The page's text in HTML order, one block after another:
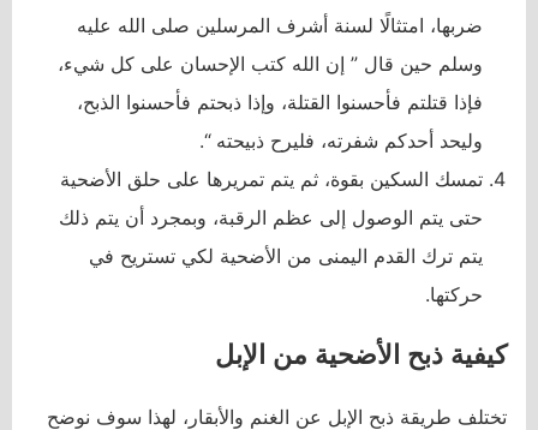
ضربها، امتثالًا لسنة أشرف المرسلين صلى الله عليه
وسلم حين قال ” إن الله كتب الإحسان على كل شيء،
فإذا قتلتم فأحسنوا القتلة، وإذا ذبحتم فأحسنوا الذبح،
وليحد أحدكم شفرته، فليرح ذبيحته “.
تمسك السكين بقوة، ثم يتم تمريرها على حلق الأضحية
حتى يتم الوصول إلى عظم الرقبة، وبمجرد أن يتم ذلك
يتم ترك القدم اليمنى من الأضحية لكي تستريح في
حركتها.
كيفية ذبح الأضحية من الإبل
تختلف طريقة ذبح الإبل عن الغنم والأبقار، لهذا سوف نوضح